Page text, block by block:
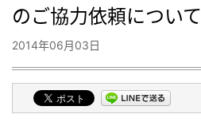
のご協力依頼について
2014年06月03日